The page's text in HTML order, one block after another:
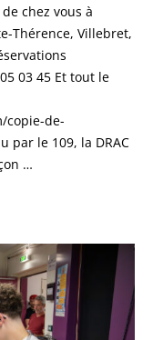
chez vous à
Thérence, Villebret,
03 45 Et tout le
copie-de-
par le 109, la DRAC
…